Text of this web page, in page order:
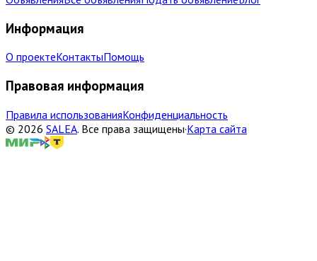
Информация
О проектеКонтактыПомощь
Правовая информация
Правила использованияКонфиденциальность
© 2026 SALEA. Все права защищены·Карта сайта